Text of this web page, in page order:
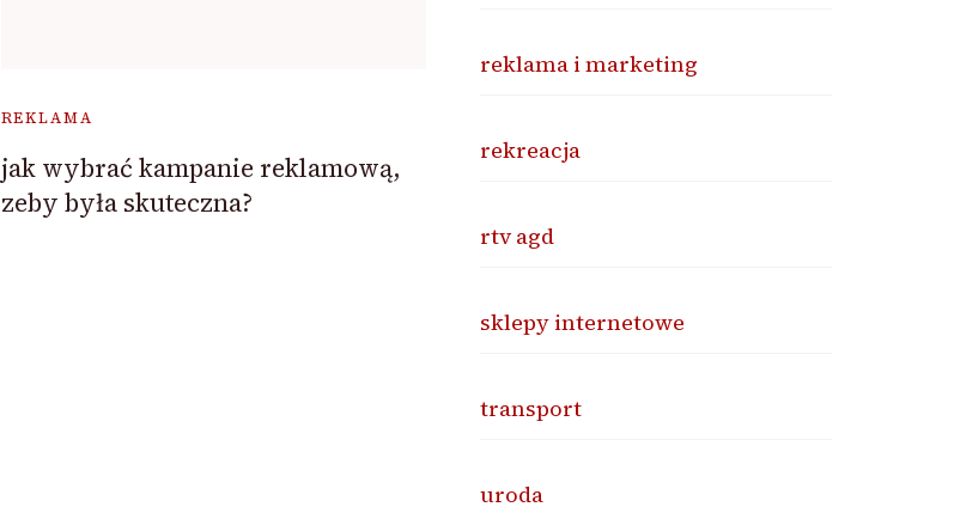
REKLAMA
jak wybrać kampanie reklamową,
zeby była skuteczna?
reklama i marketing
rekreacja
rtv agd
sklepy internetowe
transport
uroda